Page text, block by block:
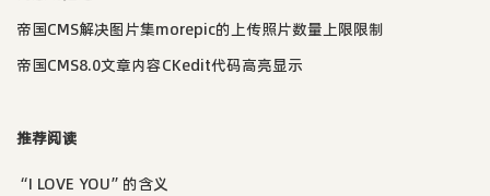
帝国CMS解决图片集morepic的上传照片数量上限限制
帝国CMS8.0文章内容CKedit代码高亮显示
推荐阅读
“I LOVE YOU”的含义